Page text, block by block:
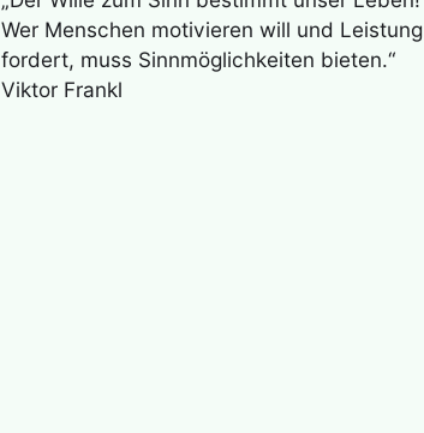
Wer Menschen motivieren will und Leistung
fordert, muss Sinnmöglichkeiten bieten.“
Viktor Frankl